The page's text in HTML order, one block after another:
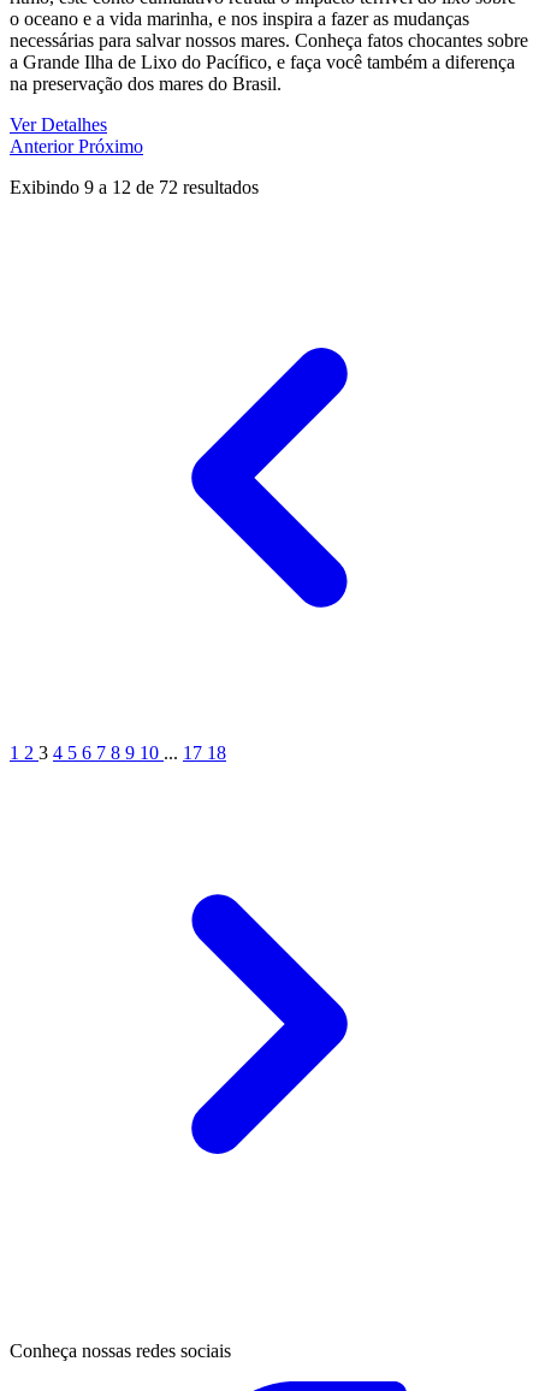
o oceano e a vida marinha, e nos inspira a fazer as mudanças
necessárias para salvar nossos mares. Conheça fatos chocantes sobre
a Grande Ilha de Lixo do Pacífico, e faça você também a diferença
na preservação dos mares do Brasil.
Ver Detalhes
AnteriorPróximo
Exibindo 9 a 12 de 72 resultados
1 2 3 4 5 6 7 8 9 10 ... 17 18
Conheça nossas redes sociais